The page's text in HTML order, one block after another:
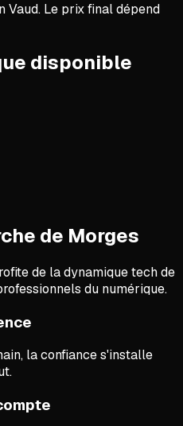
Vaud. Le prix final dépend
disponible
de Morges
de la dynamique tech de
du numérique.
la confiance s'installe